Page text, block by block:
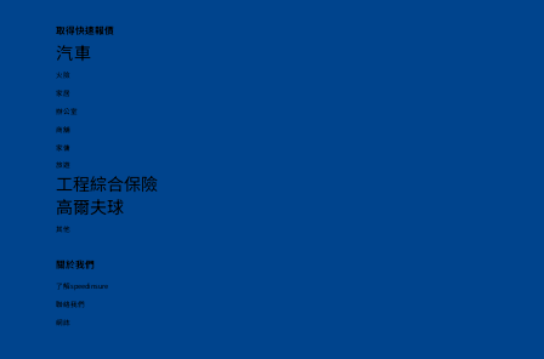
取得快速報價
汽車
火險
家居
辦公室
商舖
家傭
旅遊
工程綜合保險
高爾夫球
其他
關於我們
了解speedinsure
聯絡我們
網誌